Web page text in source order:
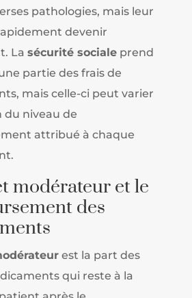
pathologies, mais leur
devenir
Lasécurité sociale prend
partie des frais de
mais celle-ci peut varier
du niveau de
attribué à chaque
modérateur et le
des
est la part des
qui reste à la